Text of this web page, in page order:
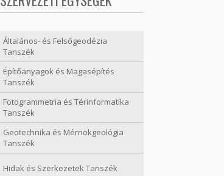
Általános- és Felsőgeodézia
Tanszék
Építőanyagok és Magasépítés
Tanszék
Fotogrammetria és Térinformatika
Tanszék
Geotechnika és Mérnökgeológia
Tanszék
Hidak és Szerkezetek Tanszék